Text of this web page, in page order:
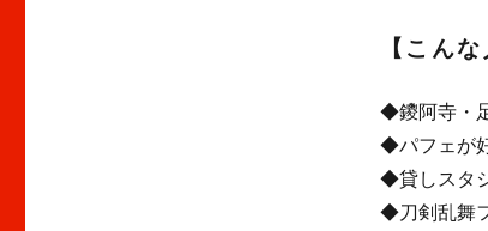
【こん
◆鑁阿寺・
◆パフェが
◆貸しスタ
◆刀剣乱舞